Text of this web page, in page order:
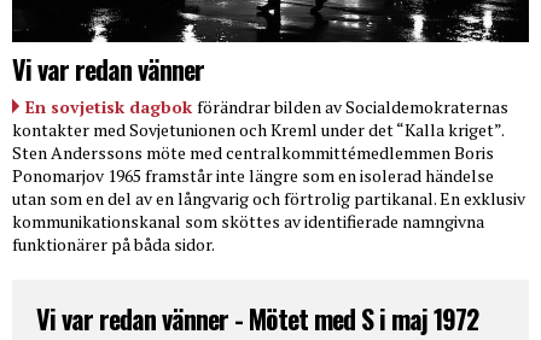
Vi var redan vänner
En sovjetisk dagbok förändrar bilden av Socialdemokraternas
kontakter med Sovjetunionen och Kreml under det “Kalla kriget”.
Sten Anderssons möte med centralkommittémedlemmen Boris
Ponomarjov 1965 framstår inte längre som en isolerad händelse
utan som en del av en långvarig och förtrolig partikanal. En exklusiv
kommunikationskanal som sköttes av identifierade namngivna
funktionärer på båda sidor.
Vi var redan vänner - Mötet med S i maj 1972